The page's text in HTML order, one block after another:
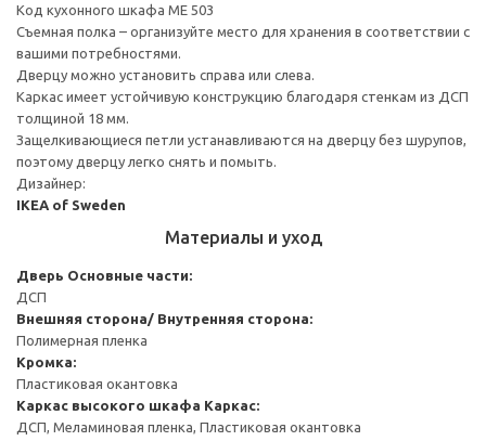
Код кухонного шкафа ME 503
Съемная полка – организуйте место для хранения в соответствии с
вашими потребностями.
Дверцу можно установить справа или слева.
Каркас имеет устойчивую конструкцию благодаря стенкам из ДСП
толщиной 18 мм.
Защелкивающиеся петли устанавливаются на дверцу без шурупов,
поэтому дверцу легко снять и помыть.
Дизайнер:
IKEA of Sweden
Материалы и уход
Дверь Основные части:
ДСП
Внешняя сторона/ Внутренняя сторона:
Полимерная пленка
Кромка:
Пластиковая окантовка
Каркас высокого шкафа Каркас:
ДСП, Меламиновая пленка, Пластиковая окантовка